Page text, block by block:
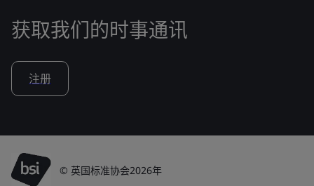
获取我们的时事通讯
注册
© 英国标准协会2026年